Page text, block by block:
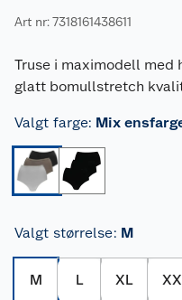
Art nr: 7318161438611
Truse i maximodell med
glatt bomullstretch
Valgt farge: Mix
Valgt størrelse: M
M L XL